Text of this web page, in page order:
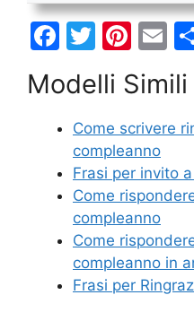
F
c
e
b
o
o
k
T
itt
er
Pi
er
e
st
E
ai
l
Modelli Simili
Come scrivere
compleanno
Frasi per invito
Come
compleanno
Come
compleanno in
Frasi per